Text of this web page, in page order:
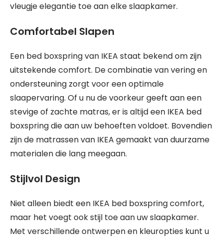
vleugje elegantie toe aan elke slaapkamer.
Comfortabel Slapen
Een bed boxspring van IKEA staat bekend om zijn
uitstekende comfort. De combinatie van vering en
ondersteuning zorgt voor een optimale
slaapervaring. Of u nu de voorkeur geeft aan een
stevige of zachte matras, er is altijd een IKEA bed
boxspring die aan uw behoeften voldoet. Bovendien
zijn de matrassen van IKEA gemaakt van duurzame
materialen die lang meegaan.
Stijlvol Design
Niet alleen biedt een IKEA bed boxspring comfort,
maar het voegt ook stijl toe aan uw slaapkamer.
Met verschillende ontwerpen en kleuropties kunt u